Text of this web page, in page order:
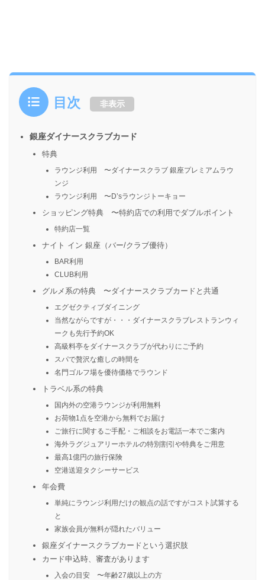
目次 非表示
銀座ダイナースクラブカード
特典
ラウンジ利用 〜ダイナースクラブ 銀座プレミアムラウ
ンジ
ラウンジ利用 〜D’sラウンジトーキョー
ショッピング特典 〜特約店での利用でダブルポイント
特約店一覧
ナイト イン 銀座（バー/クラブ優待）
BAR利用
CLUB利用
グルメ系の特典 〜ダイナースクラブカードと共通
エグゼクティブダイニング
当然ながらですが・・・ダイナースクラブレストランウィ
ークも先行予約OK
高級料亭をダイナースクラブが代わりにご予約
スパで贅沢な癒しの時間を
名門ゴルフ場を優待価格でラウンド
トラベル系の特典
国内外の空港ラウンジが利用無料
お荷物1点を空港から無料でお届け
ご旅行に関するご手配・ご相談をお電話一本でご案内
海外ラグジュアリーホテルの特別割引や特典をご用意
最高1億円の旅行保険
空港送迎タクシーサービス
年会費
単純にラウンジ利用だけの観点の話ですがコスト試算する
と
家族会員が無料が隠れたバリュー
銀座ダイナースクラブカードという選択肢
カード申込時、審査があります
入会の目安 〜年齢27歳以上の方